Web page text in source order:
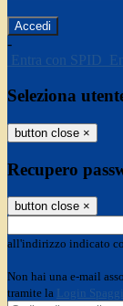
-
Entra con SPID
Seleziona
button close ×
Recupero
button close ×
all'indirizzo indicato
Non hai una e-mail
tramite la Login